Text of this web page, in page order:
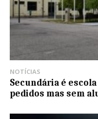
NOTÍCIAS
Secundária é
pedidos mas sem